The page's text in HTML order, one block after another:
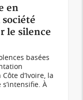
en
le silence
basées
d’Ivoire, la
À